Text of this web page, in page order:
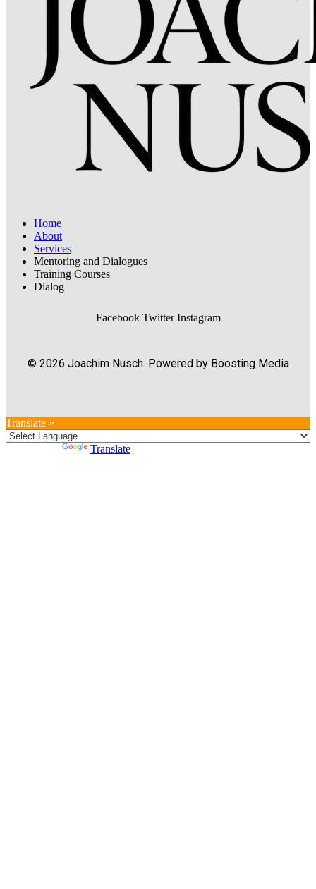
Home
About
Services
Mentoring and Dialogues
Training Courses
Dialog
Facebook Twitter Instagram
© 2026 Joachim Nusch. Powered by Boosting Media
Translate »
Translate